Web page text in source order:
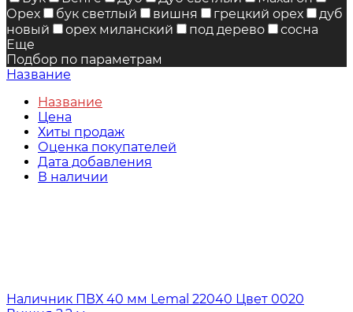
Орех
бук светлый вишня грецкий орех
дуб
новый
орех миланский под дерево
сосна
Еще
Подбор по параметрам
Название
Название
Цена
Хиты продаж
Оценка покупателей
Дата добавления
В наличии
Наличник ПВХ 40 мм Lemal 22040 Цвет 0020